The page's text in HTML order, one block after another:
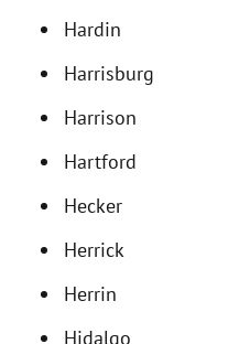
Hardin
Harrisburg
Harrison
Hartford
Hecker
Herrick
Herrin
Hidalgo